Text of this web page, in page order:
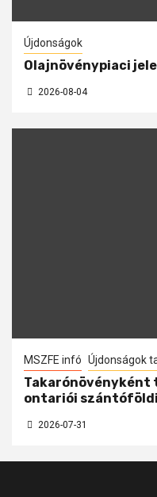
Újdonságok
Olajnövénypiaci
2026-08-04
MSZFE infó Újdonságok
Takarónövényként
ontariói
2026-07-31